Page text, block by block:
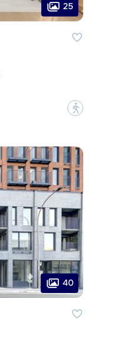
25
?
40